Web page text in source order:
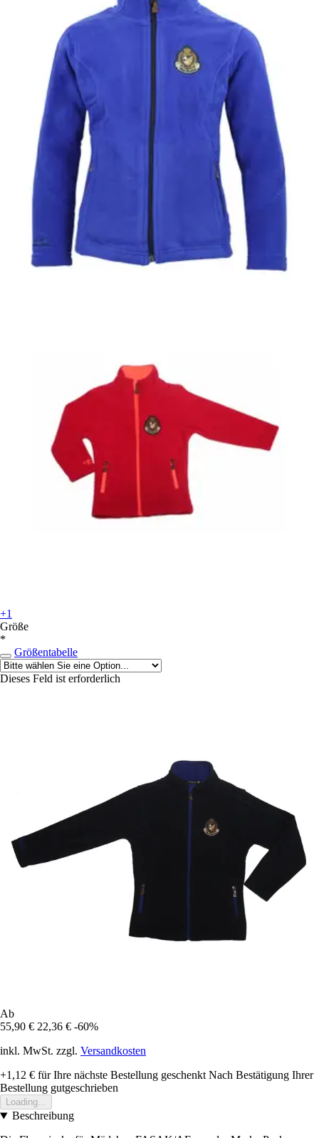
+1
Größe
*
Größentabelle
Dieses Feld ist erforderlich
Ab
55,90 € 22,36 € -60%
inkl. MwSt. zzgl. Versandkosten
+1,12 € für Ihre nächste Bestellung geschenkt Nach Bestätigung Ihrer
Bestellung gutgeschrieben
Loading...
Beschreibung